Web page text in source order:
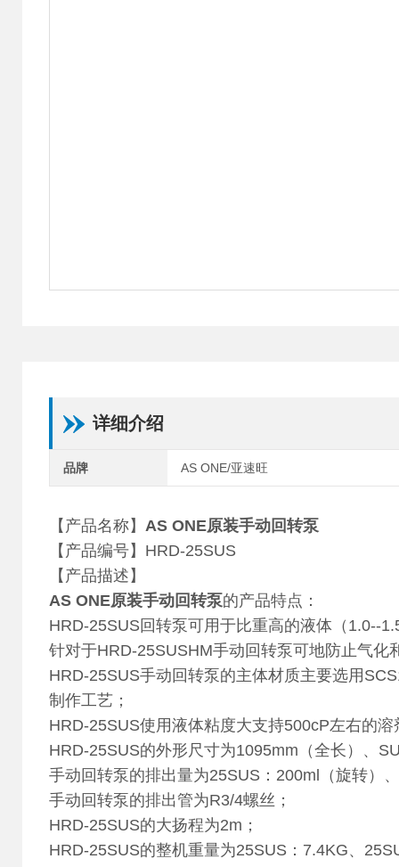
详细介绍
品牌 AS ONE/亚速旺
【产品名称】 AS ONE原装手动回转泵
【产品编号】HRD-25SUS
【产品描述】
AS ONE原装手动回转泵的产品特点：
HRD-25SUS回转泵可用于比重高的液体（1.0--
针对于HRD-25SUSHM手动回转泵可地防止气
HRD-25SUS手动回转泵的主体材质主要选用
制作工艺；
HRD-25SUS使用液体粘度大支持500cP左右的溶
HRD-25SUS的外形尺寸为1095mm（全长）、
手动回转泵的排出量为25SUS：200ml（旋转）
手动回转泵的排出管为R3/4螺丝；
HRD-25SUS的大扬程为2m；
HRD-25SUS的整机重量为25SUS：7.4KG、